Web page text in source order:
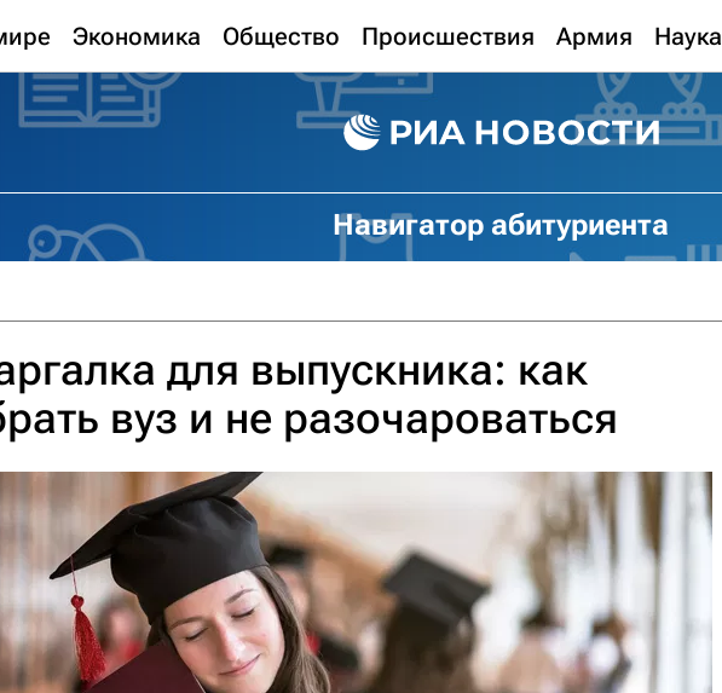
Экономика Общество Происшествия Армия Наука
Навигатор абитуриента
для выпускника: как
вуз и не разочароваться